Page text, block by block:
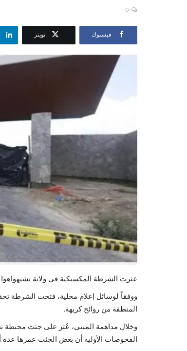
0
فيسبوك تويتر
عثرت الشرطة المكسيكية في ولاية تشيهواهوا شمال البلاد،
ووفقاً لوسائل إعلام محلية، فتحت الشرطة
المنطقة من روائح كريهة.
الفحوصات الأولية أن بعض الجثث عمرها عدة